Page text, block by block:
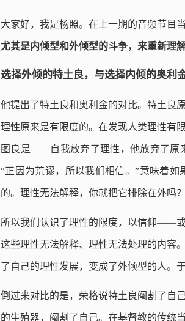
大家好，我是杨照。在上一期的音频节目
尤其是内倾型和外倾型的斗争，来重新理
选择外倾的特土良，与选择内倾的奥利
他提出了特土良和奥利金的对比。特土良
理性原来是有限度的。在发现人类理性
图良是——自我放弃了理性，他放弃了原
“正因为荒谬，所以我们相信。”意味着
的。理性无法解释，你就把它排除在外吗
所以我们认识了理性的限度，以信仰——
这些理性无法解释、理性无法处理的内容
了自己的理性发展，变成了外倾型的人。
倒过来对比的是，荣格说特土良阉割了自
的生殖器，阉割了自己。在基督教的传统